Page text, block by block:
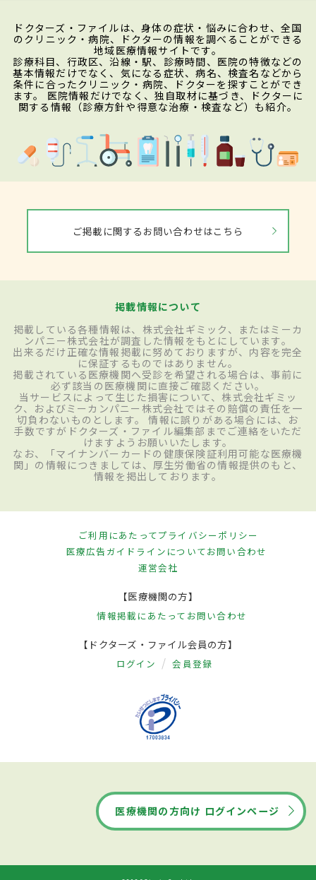
ドクターズ・ファイルは、身体の症状・悩みに合わせ、全国
のクリニック・病院、ドクターの情報を調べることができる
地域医療情報サイトです。
診療科目、行政区、沿線・駅、診療時間、医院の特徴などの
基本情報だけでなく、気になる症状、病名、検査名などから
条件に合ったクリニック・病院、ドクターを探すことができ
ます。 医院情報だけでなく、独自取材に基づき、ドクターに
関する情報（診療方針や得意な治療・検査など）も紹介。
ご掲載に関するお問い合わせはこちら
掲載情報について
掲載している各種情報は、株式会社ギミック、またはミーカ
ンパニー株式会社が調査した情報をもとにしています。
出来るだけ正確な情報掲載に努めておりますが、内容を完全
に保証するものではありません。
掲載されている医療機関へ受診を希望される場合は、事前に
必ず該当の医療機関に直接ご確認ください。
当サービスによって生じた損害について、株式会社ギミッ
ク、およびミーカンパニー株式会社ではその賠償の責任を一
切負わないものとします。 情報に誤りがある場合には、お
手数ですがドクターズ・ファイル編集部までご連絡をいただ
けますようお願いいたします。
なお、「マイナンバーカードの健康保険証利用可能な医療機
関」の情報につきましては、厚生労働省の情報提供のもと、
情報を掲出しております。
ご利用にあたってプライバシーポリシー
医療広告ガイドラインについてお問い合わせ
運営会社
【医療機関の方】
情報掲載にあたって お問い合わせ
【ドクターズ・ファイル会員の方】
ログイン 会員登録
医療機関の方向け ログインページ